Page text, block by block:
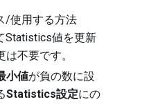
/使用する方法
Statistics値を更新
不要です。
小値が負の数に設
Statistics設定にの